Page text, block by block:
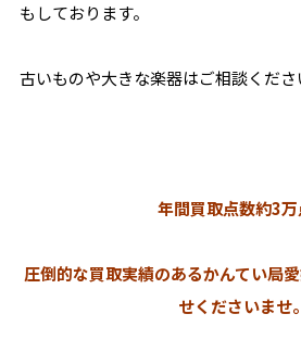
もしております。
古いものや大きな楽器はご相談くださ
年間買取点数約3万
圧倒的な買取実績のあるかんてい局
せくださいませ。